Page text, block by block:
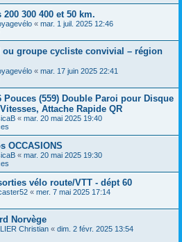
300 400 et 50 km.
« mar. 1 juil. 2025 12:46
ou groupe cycliste convivial – région
« mar. 17 juin 2025 22:41
Pouces (559) Double Paroi pour Disque
Attache Rapide QR
« mar. 20 mai 2025 19:40
OCCASIONS
« mar. 20 mai 2025 19:30
vélo route/VTT - dépt 60
« mer. 7 mai 2025 17:14
Norvège
Christian « dim. 2 févr. 2025 13:54